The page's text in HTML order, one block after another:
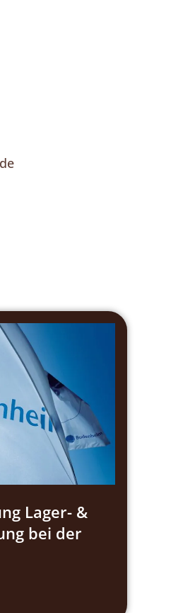
Lager- &
bei der